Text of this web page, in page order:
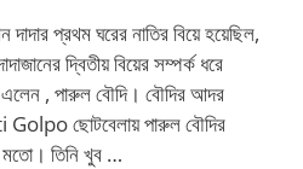
প্রথম ঘরের নাতির বিয়ে হয়েছিল,
দ্বিতীয় বিয়ের সম্পর্ক ধরে
, পারুল বৌদি। বৌদির আদর
Golpo ছোটবেলায় পারুল বৌদির
মতো। তিনি খুব …